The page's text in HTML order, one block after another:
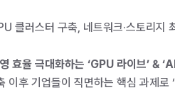
클러스터 구축, 네트워크·스토리
율 극대화하는 ‘GPU 라이브’ &
이후 기업들이 직면하는 핵심 과제